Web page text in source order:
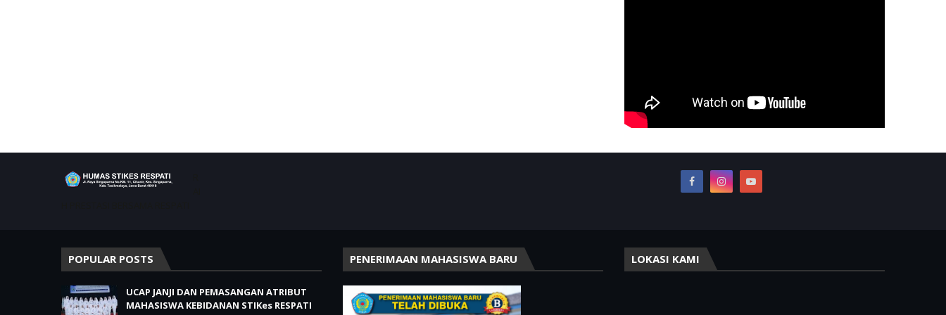
POPULAR POSTS
UCAP JANJI DAN PEMASANGAN ATRIBUT
MAHASISWA KEBIDANAN STIKes RESPATI
PENERIMAAN MAHASISWA BARU LOKASI KAMI